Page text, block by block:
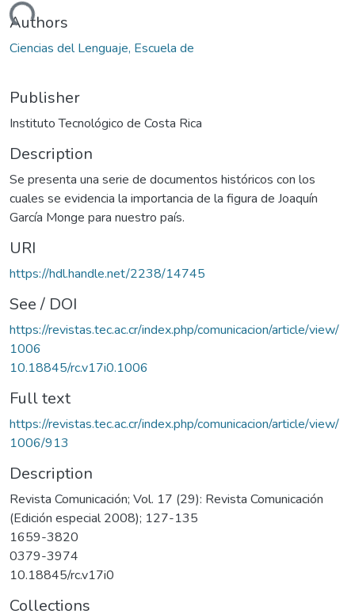
Authors
Ciencias del Lenguaje, Escuela de
Publisher
Instituto Tecnológico de Costa Rica
Description
Se presenta una serie de documentos históricos con los
cuales se evidencia la importancia de la figura de Joaquín
García Monge para nuestro país.
URI
https://hdl.handle.net/2238/14745
See / DOI
https://revistas.tec.ac.cr/index.php/comunicacion/article/view/
1006
10.18845/rc.v17i0.1006
Full text
https://revistas.tec.ac.cr/index.php/comunicacion/article/view/
1006/913
Description
Revista Comunicación; Vol. 17 (29): Revista Comunicación
(Edición especial 2008); 127-135
1659-3820
0379-3974
10.18845/rc.v17i0
Collections